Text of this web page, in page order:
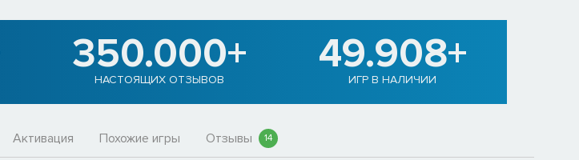
350.000+
НАСТОЯЩИХ ОТЗЫВОВ
49.908+
ИГР В НАЛИЧИИ
Активация Похожие игры Отзывы 14